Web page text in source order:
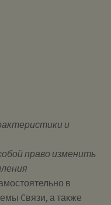
и
право изменить
в
Cвязи, а также